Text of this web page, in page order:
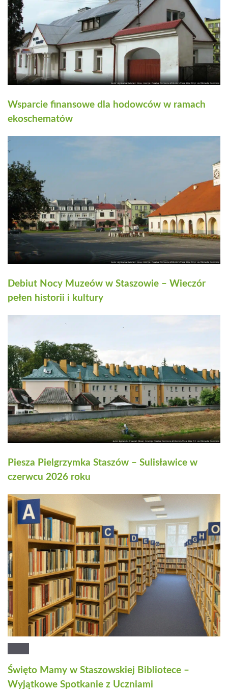
Wsparcie finansowe dla hodowców w ramach
ekoschematów
Debiut Nocy Muzeów w Staszowie – Wieczór
pełen historii i kultury
Piesza Pielgrzymka Staszów – Sulisławice w
czerwcu 2026 roku
Święto Mamy w Staszowskiej Bibliotece –
Wyjątkowe Spotkanie z Uczniami